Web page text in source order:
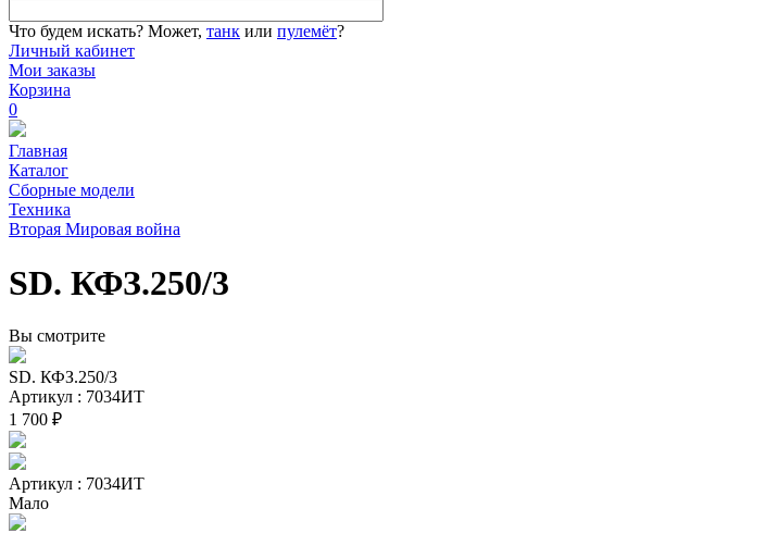
Что будем искать? Может, танк или пулемёт?
Личный кабинет
Мои заказы
Корзина
0
Главная
Каталог
Сборные модели
Техника
Вторая Мировая война
SD. КФЗ.250/3
Вы смотрите
SD. КФЗ.250/3
Артикул : 7034ИТ
1 700 ₽
Артикул : 7034ИТ
Мало